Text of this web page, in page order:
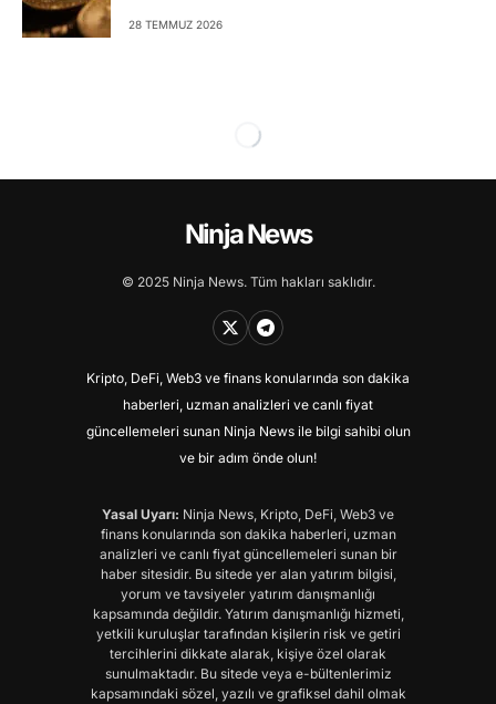
28 TEMMUZ 2026
Ninja News
© 2025 Ninja News. Tüm hakları saklıdır.
Kripto, DeFi, Web3 ve finans konularında son dakika
haberleri, uzman analizleri ve canlı fiyat
güncellemeleri sunan Ninja News ile bilgi sahibi olun
ve bir adım önde olun!
Yasal Uyarı: Ninja News, Kripto, DeFi, Web3 ve
finans konularında son dakika haberleri, uzman
analizleri ve canlı fiyat güncellemeleri sunan bir
haber sitesidir. Bu sitede yer alan yatırım bilgisi,
yorum ve tavsiyeler yatırım danışmanlığı
kapsamında değildir. Yatırım danışmanlığı hizmeti,
yetkili kuruluşlar tarafından kişilerin risk ve getiri
tercihlerini dikkate alarak, kişiye özel olarak
sunulmaktadır. Bu sitede veya e-bültenlerimiz
kapsamındaki sözel, yazılı ve grafiksel dahil olmak